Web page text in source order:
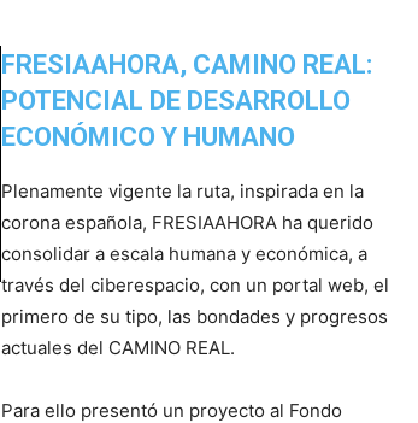
FRESIAAHORA, CAMINO REAL:
POTENCIAL DE DESARROLLO
ECONÓMICO Y HUMANO
Plenamente vigente la ruta, inspirada en la
corona española, FRESIAAHORA ha querido
consolidar a escala humana y económica, a
través del ciberespacio, con un portal web, el
primero de su tipo, las bondades y progresos
actuales del CAMINO REAL.
Para ello presentó un proyecto al Fondo